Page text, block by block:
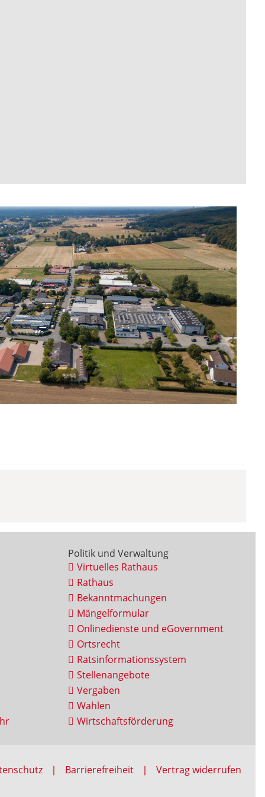
Politik und Verwaltung
Virtuelles Rathaus
Rathaus
Bekanntmachungen
Mängelformular
Onlinedienste und eGovernment
Ortsrecht
Ratsinformationssystem
Stellenangebote
Vergaben
Wahlen
Wirtschaftsförderung
Barrierefreiheit Vertrag widerrufen